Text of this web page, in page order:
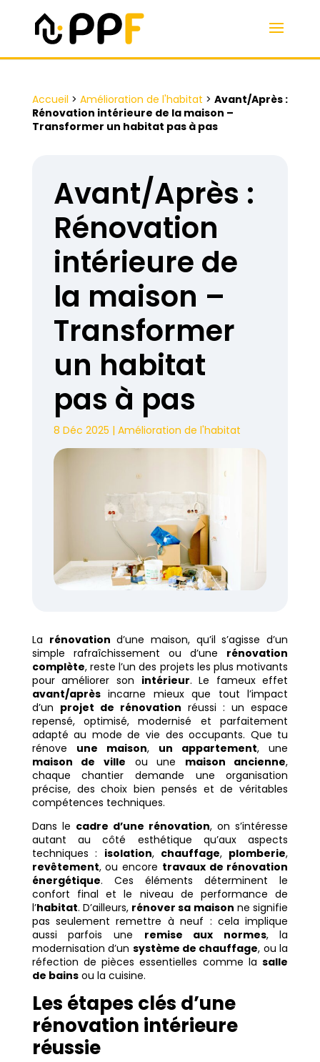
Accueil > Amélioration de l'habitat > Avant/Après :
Rénovation intérieure de la maison –
Transformer un habitat pas à pas
Avant/Après :
Rénovation
intérieure de
la maison –
Transformer
un habitat
pas à pas
8 Déc 2025 | Amélioration de l'habitat
La rénovation d’une maison, qu’il s’agisse d’un
simple rafraîchissement ou d’une rénovation
complète, reste l’un des projets les plus motivants
pour améliorer son intérieur. Le fameux effet
avant/aprèsincarne mieux que tout l’impact
d’un projet de rénovation réussi : un espace
repensé, optimisé, modernisé et parfaitement
adapté au mode de vie des occupants. Que tu
rénove une maison, un appartement, une
maison de ville ou une maison ancienne,
chaque chantier demande une organisation
précise, des choix bien pensés et de véritables
compétences techniques.
Dans le cadre d’une rénovation, on s’intéresse
autant au côté esthétique qu’aux aspects
techniques : isolation, chauffage, plomberie,
revêtement, ou encore travaux de rénovation
énergétique. Ces éléments déterminent le
confort final et le niveau de performance de
l’habitat. D’ailleurs, rénover sa maison ne signifie
pas seulement remettre à neuf : cela implique
aussi parfois une remise aux normes, la
modernisation d’un système de chauffage, ou la
réfection de pièces essentielles comme lasalle
de bainsou la cuisine.
Les étapes clés d’une
rénovation intérieure
réussie